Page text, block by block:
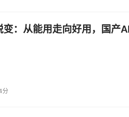
变：从能用走向好用，国产
分